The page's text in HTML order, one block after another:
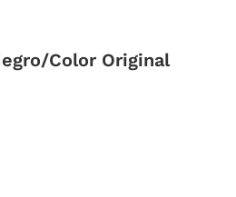
Color Original